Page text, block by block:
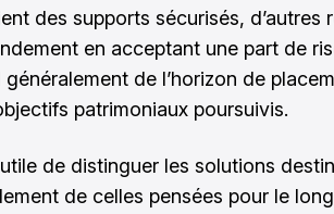
des supports sécurisés, d’autres
en acceptant une part de
de l’horizon de
patrimoniaux poursuivis.
de distinguer les solutions
de celles pensées pour le